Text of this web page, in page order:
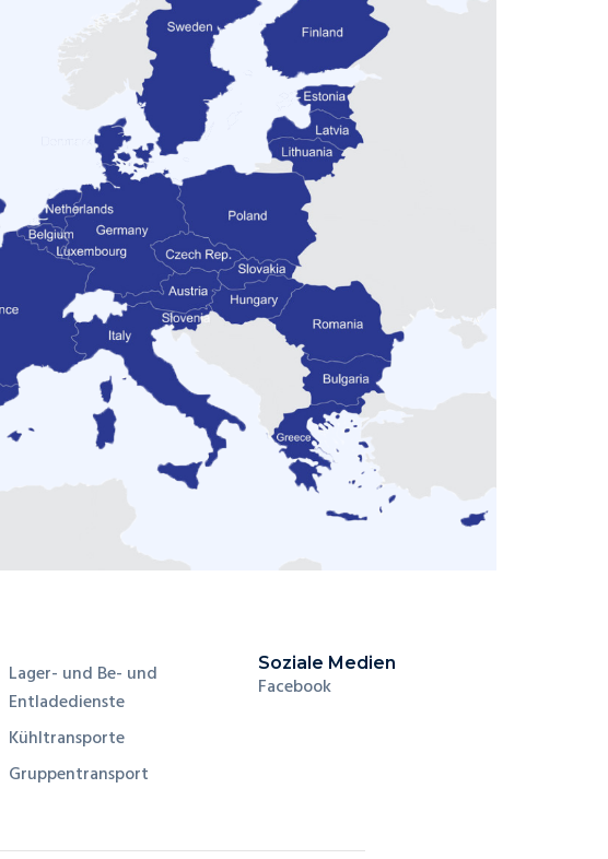
Lager- und Be- und
Entladedienste
Kühltransporte
Gruppentransport
Soziale Medien
Facebook